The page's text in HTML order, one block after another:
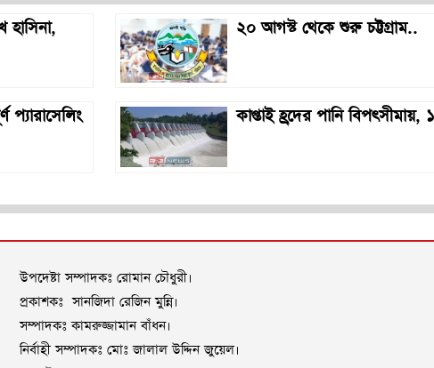
হাসিনা,
২০ আগস্ট থেকে শুরু চট্টগ্রাম..
প্যারাসেলিং
কাপ্তাই হ্রদের পানি বিপৎসীমায়,
উপদেষ্টা সম্পাদকঃ রোমান চৌধুরী।
প্রকাশকঃ সানজিদা রেজিন মুন্নি।
সম্পাদকঃ কামরুজ্জামান বাঁধন।
নির্বাহী সম্পাদকঃ মোঃ জালাল উদ্দিন জুয়েল।